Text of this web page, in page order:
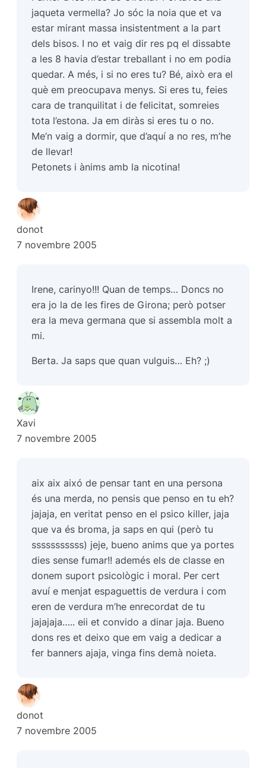
jaqueta vermella? Jo sóc la noia que et va
estar mirant massa insistentment a la part
dels bisos. I no et vaig dir res pq el dissabte
a les 8 havia d’estar treballant i no em podia
quedar. A més, i si no eres tu? Bé, això era el
què em preocupava menys. Si eres tu, feies
cara de tranquilitat i de felicitat, somreies
tota l’estona. Ja em diràs si eres tu o no.
Me’n vaig a dormir, que d’aquí a no res, m’he
de llevar!
Petonets i ànims amb la nicotina!
donot
7 novembre 2005
Irene, carinyo!!! Quan de temps… Doncs no
era jo la de les fires de Girona; però potser
era la meva germana que si assembla molt a
mi.
Berta. Ja saps que quan vulguis… Eh? ;)
Xavi
7 novembre 2005
aix aix aixó de pensar tant en una persona
és una merda, no pensis que penso en tu eh?
jajaja, en veritat penso en el psico killer, jaja
que va és broma, ja saps en qui (però tu
sssssssssss) jeje, bueno anims que ya portes
dies sense fumar!! ademés els de classe en
donem suport psicològic i moral. Per cert
avuí e menjat espaguettis de verdura i com
eren de verdura m’he enrecordat de tu
jajajaja….. eii et convido a dinar jaja. Bueno
dons res et deixo que em vaig a dedicar a
fer banners ajaja, vinga fins demà noieta.
donot
7 novembre 2005